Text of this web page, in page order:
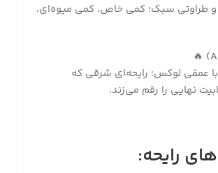
طراوتی سبک؛ کمی خاص، کمی میوه‌ای،
🔥
عمقی لوکس؛ رایحه‌ای شرقی که
نهایی را رقم می‌زند.
رایحه: